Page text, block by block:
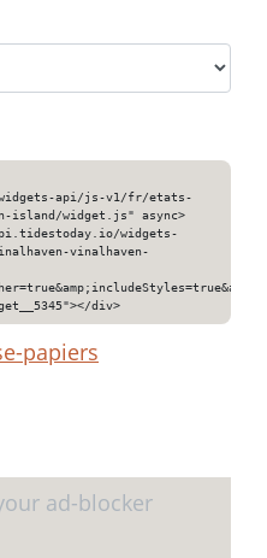
api/js-v1/fr/etats-
island/widget.js" async>
widgets-
vinalhaven-
div>
papiers